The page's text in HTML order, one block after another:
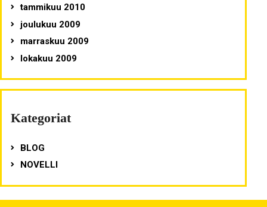
tammikuu 2010
joulukuu 2009
marraskuu 2009
lokakuu 2009
Kategoriat
BLOG
NOVELLI